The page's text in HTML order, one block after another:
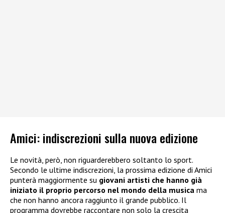
Amici: indiscrezioni sulla nuova edizione
Le novità, però, non riguarderebbero soltanto lo sport.
Secondo le ultime indiscrezioni, la prossima edizione di Amici
punterà maggiormente su giovani artisti che hanno già
iniziato il proprio percorso nel mondo della musica ma
che non hanno ancora raggiunto il grande pubblico. Il
programma dovrebbe raccontare non solo la crescita